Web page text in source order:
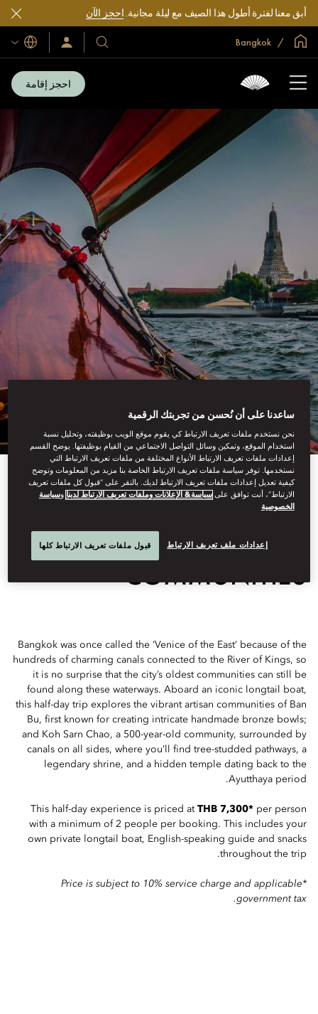
أبق معنا لفترة أطول هذا الصيف مع ليلة مجانية.احجز الآن
الصفحة الرئيسية العالمية
فنادقنا
ومنتجعاتنا
سجّل
الدخول/
اللغات
احجز إقامة
View All
RESILIENT CANAL
COMMUNITIES
Bangkok was once called the ‘Venice of the East’ because of the
hundreds of charming canals connected to the River of Kings, so
it is no surprise that the city’s oldest communities can still be
found along these waterways. Aboard an iconic longtail boat,
this half-day trip explores the vibrant artisan communities of Ban
Bu, first known for creating intricate handmade bronze bowls;
and Koh Sarn Chao, a 500-year-old community, surrounded by
canals on all sides, where you’ll find tree-studded pathways, a
legendary shrine, and a hidden temple dating back to the
Ayutthaya period.
This half-day experience is priced at THB 7,300* per person
with a minimum of 2 people per booking. This includes your
own private longtail boat, English-speaking guide and snacks
throughout the trip.
*Price is subject to 10% service charge and applicable
government tax.
ساعدنا على أن نُحسن من تجربتك الرقمية
نحن نستخدم ملفات تعريف الارتباط كي يقوم موقع الويب بوظيفته، وتحليل نسبة
استخدام الموقع، وتمكين وسائل التواصل الاجتماعي من القيام بوظيفتها. يوضح القسم
إعدادات ملفات تعريف الارتباط الأنواع المختلفة من ملفات تعريف الارتباط التي
نستخدمها. توفر سياسة ملفات تعريف الارتباط الخاصة بنا مزيد من المعلومات وتوضح
كيفية تعديل إعدادات ملفات تعريف الارتباط لديك. بالنقر على “قبول كل ملفات تعريف
الارتباط”، أنت توافق علىسياسة& الإعلانات وملفات تعريف الارتباط لدينا وسياسة
الخصوصية
إعدادات ملف تعريف الارتباط قبول ملفات تعريف الارتباط كلها